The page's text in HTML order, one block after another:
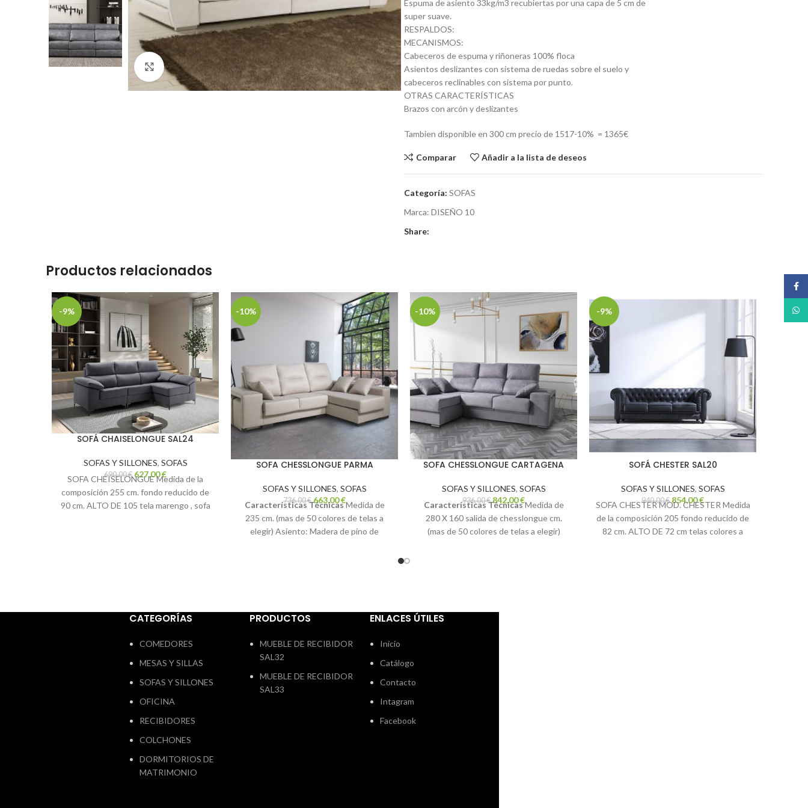
Click to enlarge
Espuma de asiento 33kg/m3 recubiertas por una capa de 5 cm de
super suave.
RESPALDOS:
MECANISMOS:
Cabeceros de espuma y riñoneras 100% floca
Asientos deslizantes con sistema de ruedas sobre el suelo y
cabeceros reclinables con sistema por punto.
OTRAS CARACTERÍSTICAS
Brazos con arcón y deslizantes
Tambien disponible en 300 cm precio de 1517-10% = 1365€
Comparar Añadir a la lista de deseos
Categoría: SOFAS
Marca: DISEÑO 10
Share:
Productos relacionados
-9%
SOFÁ CHAISELONGUE SAL24
SOFAS Y SILLONES, SOFAS
690,00€ 627,00€
SOFA CHEISELONGUE Medida de la
composición 255 cm. fondo reducido de
90 cm. ALTO DE 105 tela marengo , sofa
-10%
SOFA CHESSLONGUE PARMA
SOFAS Y SILLONES, SOFAS
736,00€ 663,00€
Características TécnicasMedida de
235 cm. (mas de 50 colores de telas a
elegir) Asiento: Madera de pino de
necesario especificar siempre la posición
del cheslong. incremento libreria en el
-10%
SOFA CHESSLONGUE CARTAGENA
SOFAS Y SILLONES, SOFAS
936,00€ 842,00€
Características TécnicasMedida de
280 X 160 salida de chesslongue cm.
(mas de 50 colores de telas a elegir)
de picado de espuma y fibra hueca
Asientos deslizantes cabeceros
-9%
SOFÁ CHESTER SAL20
SOFAS Y SILLONES, SOFAS
940,00€ 854,00€
SOFA CHESTER MOD. CHESTER Medida
de la composición 205 fondo reducido de
82 cm. ALTO DE 72 cm telas colores a
CATEGORÍAS
COMEDORES
MESAS Y SILLAS
SOFAS Y SILLONES
OFICINA
RECIBIDORES
COLCHONES
DORMITORIOS DE
MATRIMONIO
PRODUCTOS
MUEBLE DE RECIBIDOR
SAL32
MUEBLE DE RECIBIDOR
SAL33
ENLACES ÚTILES
Inicio
Catálogo
Contacto
Intagram
Facebook